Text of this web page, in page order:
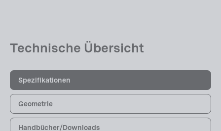
Technische Übersicht
Spezifikationen
Geometrie
Handbücher/Downloads